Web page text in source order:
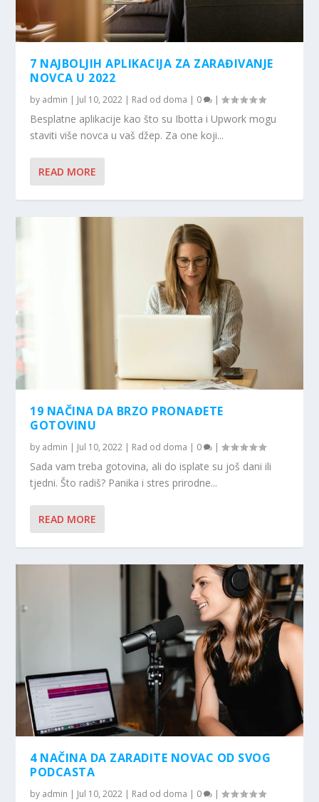
7 NAJBOLJIH APLIKACIJA ZA ZARAĐIVANJE
NOVCA U 2022
by admin | Jul 10, 2022 | Rad od doma | 0 |
Besplatne aplikacije kao što su Ibotta i Upwork mogu
staviti više novca u vaš džep. Za one koji...
READ MORE
19 NAČINA DA BRZO PRONAĐETE
GOTOVINU
by admin | Jul 10, 2022 | Rad od doma | 0 |
Sada vam treba gotovina, ali do isplate su još dani ili
tjedni. Što radiš? Panika i stres prirodne...
READ MORE
4 NAČINA DA ZARADITE NOVAC OD SVOG
PODCASTA
by admin | Jul 10, 2022 | Rad od doma | 0 |